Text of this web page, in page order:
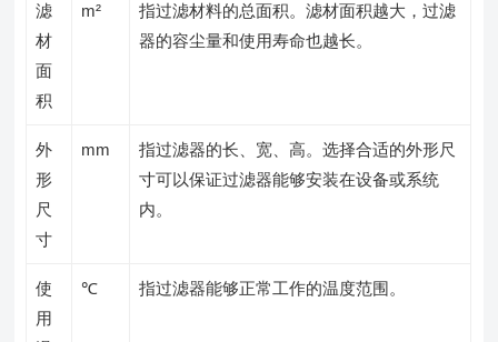
滤
材
面
积
m²
指过滤材料的总面积。滤材面积越大，过滤
器的容尘量和使用寿命也越长。
外
形
尺
寸
mm
指过滤器的长、宽、高。选择合适的外形尺
寸可以保证过滤器能够安装在设备或系统
内。
使
用
℃ 指过滤器能够正常工作的温度范围。